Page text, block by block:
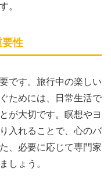
。
要性
です。旅行中の楽しい
ためには、日常生活で
が大切です。瞑想やヨ
入れることで、心のバ
、必要に応じて専門家
しょう。